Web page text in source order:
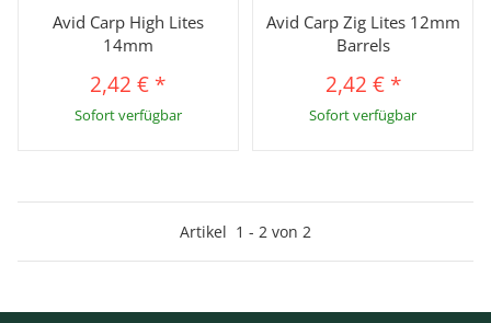
Avid Carp High Lites
14mm
2,42 € *
Sofort verfügbar
Avid Carp Zig Lites 12mm
Barrels
2,42 € *
Sofort verfügbar
Artikel 1 - 2 von 2